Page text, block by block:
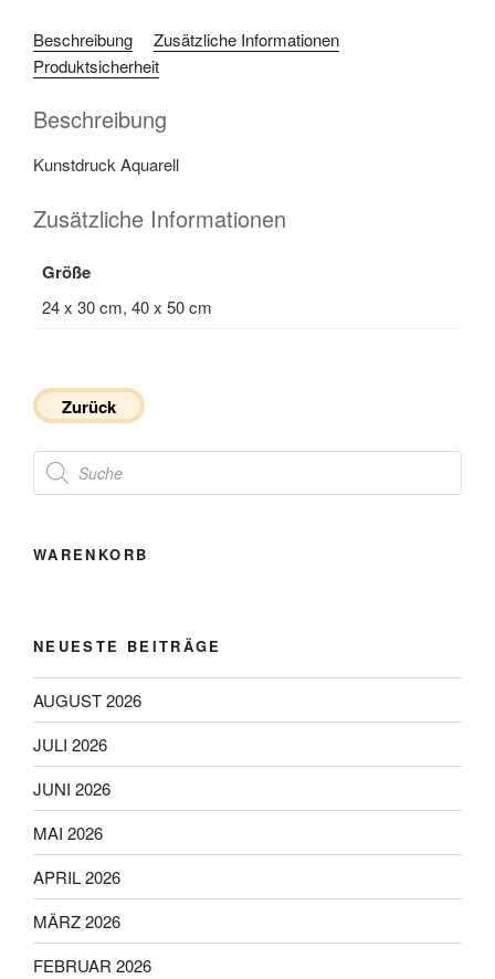
Beschreibung
Zusätzliche Informationen
Produktsicherheit
Beschreibung
Kunstdruck Aquarell
Zusätzliche Informationen
Größe
24 x 30 cm, 40 x 50 cm
Zurück
Products
search
WARENKORB
NEUESTE BEITRÄGE
AUGUST 2026
JULI 2026
JUNI 2026
MAI 2026
APRIL 2026
MÄRZ 2026
FEBRUAR 2026